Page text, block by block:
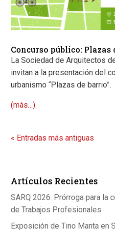
Concurso público: Plazas
La Sociedad de Arquitectos
invitan a la presentación del
urbanismo “Plazas de barrio”.
(más…)
« Entradas más antiguas
Artículos Recientes
SARQ 2026: Prórroga para la
de Trabajos Profesionales
Exposición de Tino Manta en